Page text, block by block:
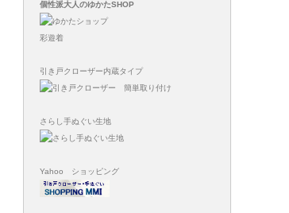
個性派大人のゆかたSHOP
彩遊着
引き戸クローザー内蔵タイプ
さらし手ぬぐい生地
Yahoo ショッピング